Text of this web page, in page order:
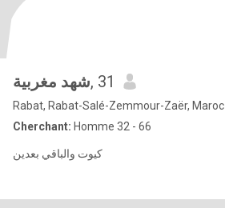
شهد مغربية, 31
Rabat, Rabat-Salé-Zemmour-Zaër, Maroc
Cherchant: Homme 32 - 66
كيوت والباقي بعدين